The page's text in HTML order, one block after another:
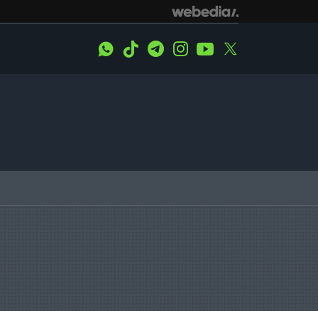
WhatsApp
Tiktok TelegramInstagramYoutube